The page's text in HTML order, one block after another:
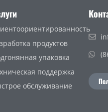
продуктов
упаковка
поддержка
обслуживание